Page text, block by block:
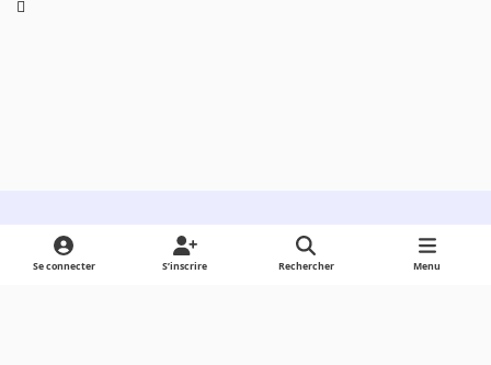
Light ModeDark ModeSystem Preference
Se connecter S’inscrire Rechercher Menu